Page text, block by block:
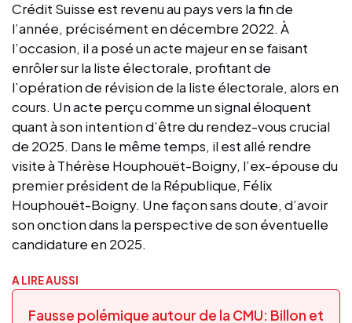
Crédit Suisse est revenu au pays vers la fin de
l’année, précisément en décembre 2022. À
l’occasion, il a posé un acte majeur en se faisant
enrôler sur la liste électorale, profitant de
l’opération de révision de la liste électorale, alors en
cours. Un acte perçu comme un signal éloquent
quant à son intention d’être du rendez-vous crucial
de 2025. Dans le même temps, il est allé rendre
visite à Thérèse Houphouët-Boigny, l’ex-épouse du
premier président de la République, Félix
Houphouët-Boigny. Une façon sans doute, d’avoir
son onction dans la perspective de son éventuelle
candidature en 2025.
A LIRE AUSSI
Fausse polémique autour de la CMU: Billon et